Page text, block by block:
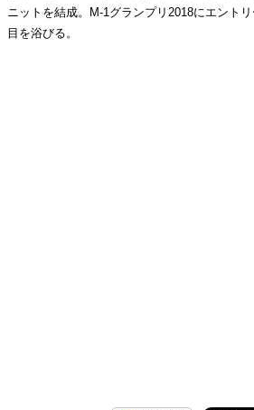
ニットを結成。M-1グランプリ2018にエント
目を浴びる。